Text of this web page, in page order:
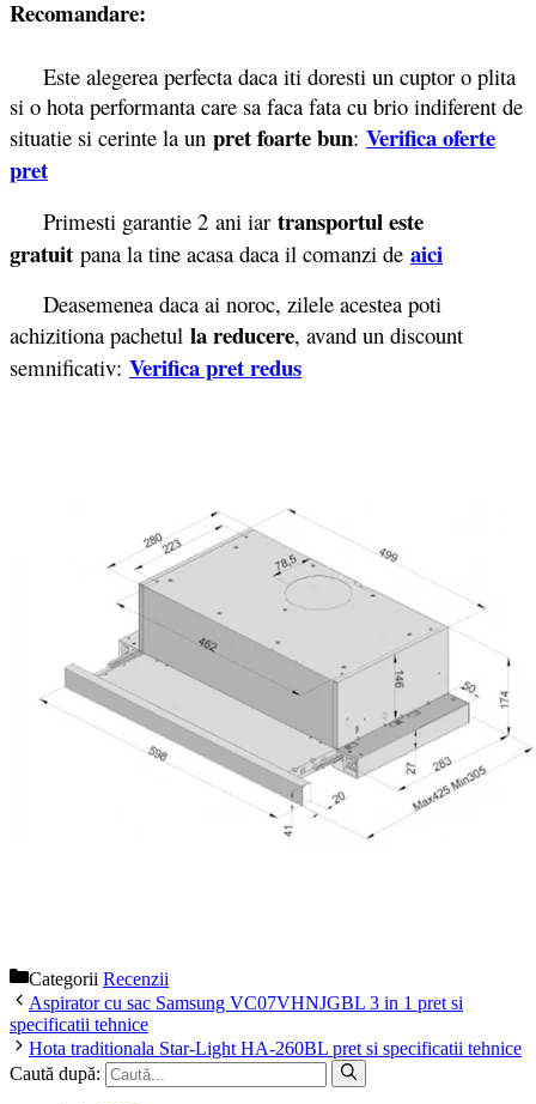
Recomandare:
Este alegerea perfecta daca iti doresti un cuptor o plita
si o hota performanta care sa faca fata cu brio indiferent de
situatie si cerinte la un pret foarte bun: Verifica oferte
pret
Primesti garantie 2 ani iar transportul este
gratuit pana la tine acasa daca il comanzi de aici
Deasemenea daca ai noroc, zilele acestea poti
achizitiona pachetul la reducere, avand un discount
semnificativ: Verifica pret redus
Categorii Recenzii
Aspirator cu sac Samsung VC07VHNJGBL 3 in 1 pret si
specificatii tehnice
Hota traditionala Star-Light HA-260BL pret si specificatii tehnice
Caută după: